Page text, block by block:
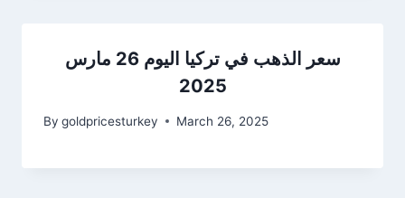
سعر الذهب في تركيا اليوم 26 مارس
2025
By goldpricesturkey March 26, 2025